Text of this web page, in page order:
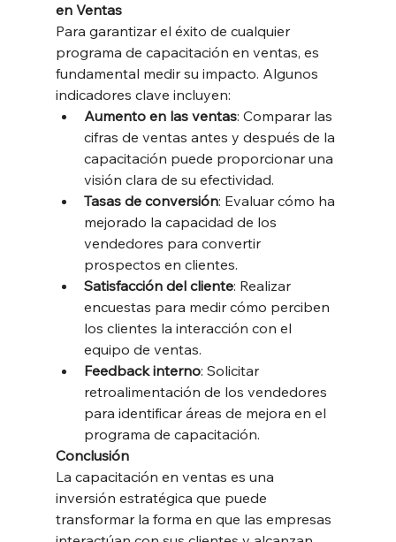
en Ventas
Para garantizar el éxito de cualquier
programa de capacitación en ventas, es
fundamental medir su impacto. Algunos
indicadores clave incluyen:
Aumento en las ventas: Comparar las
cifras de ventas antes y después de la
capacitación puede proporcionar una
visión clara de su efectividad.
Tasas de conversión: Evaluar cómo ha
mejorado la capacidad de los
vendedores para convertir
prospectos en clientes.
Satisfacción del cliente: Realizar
encuestas para medir cómo perciben
los clientes la interacción con el
equipo de ventas.
Feedback interno: Solicitar
retroalimentación de los vendedores
para identificar áreas de mejora en el
programa de capacitación.
Conclusión
La capacitación en ventas es una
inversión estratégica que puede
transformar la forma en que las empresas